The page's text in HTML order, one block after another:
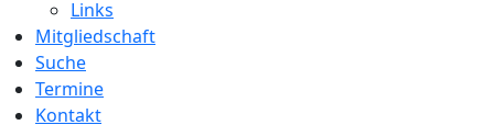
Links
Mitgliedschaft
Suche
Termine
Kontakt